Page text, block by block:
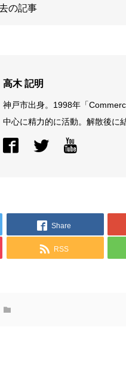
の記事
高木 記明
神戸市出身。1998年「
中心に精力的に活動。解散後に
Share
RSS